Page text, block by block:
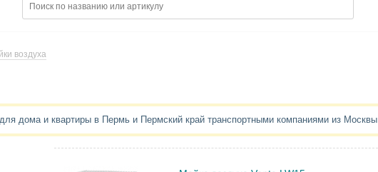
воздуха
дома и квартиры в Пермь и Пермский край транспортными компаниями из Москвы